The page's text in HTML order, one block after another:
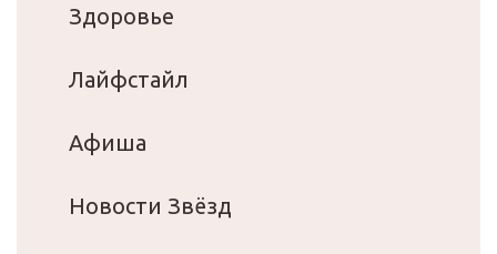
Здоровье
Лайфстайл
Афиша
Новости Звёзд